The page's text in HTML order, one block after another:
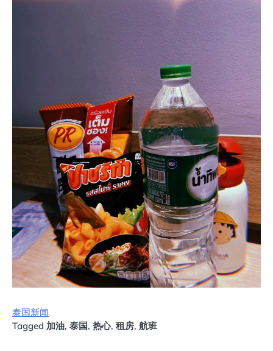
泰国新闻
Tagged 加油, 泰国, 热心, 租房, 航班